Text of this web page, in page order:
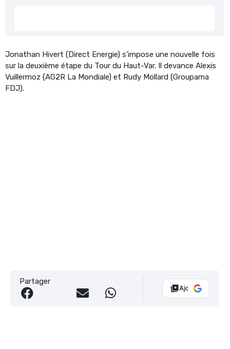
Jonathan Hivert (Direct Energie) s’impose une nouvelle fois
sur la deuxième étape du Tour du Haut-Var. Il devance Alexis
Vuillermoz (AG2R La Mondiale) et Rudy Mollard (Groupama
FDJ).
Partager
Ajouter Vélo